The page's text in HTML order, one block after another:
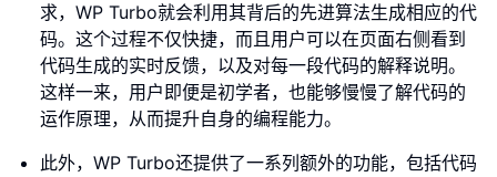
求，WP Turbo就会利用其背后的先进算法生成相应的代
码。这个过程不仅快捷，而且用户可以在页面右侧看到
代码生成的实时反馈，以及对每一段代码的解释说明。
这样一来，用户即便是初学者，也能够慢慢了解代码的
运作原理，从而提升自身的编程能力。
此外，WP Turbo还提供了一系列额外的功能，包括代码